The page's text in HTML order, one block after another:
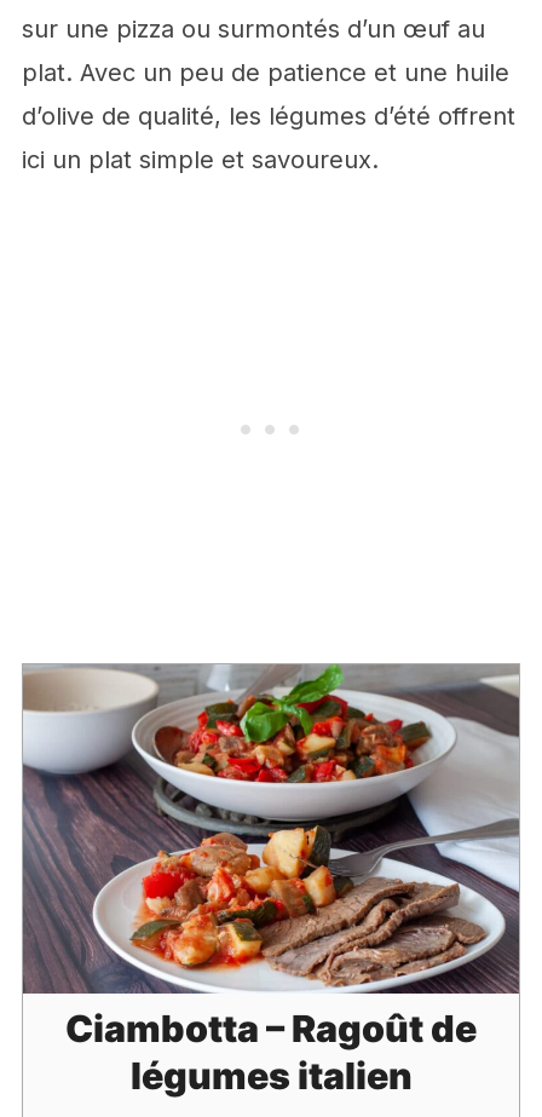
sur une pizza ou surmontés d’un œuf au
plat. Avec un peu de patience et une huile
d’olive de qualité, les légumes d’été offrent
ici un plat simple et savoureux.
Ciambotta – Ragoût de
légumes italien